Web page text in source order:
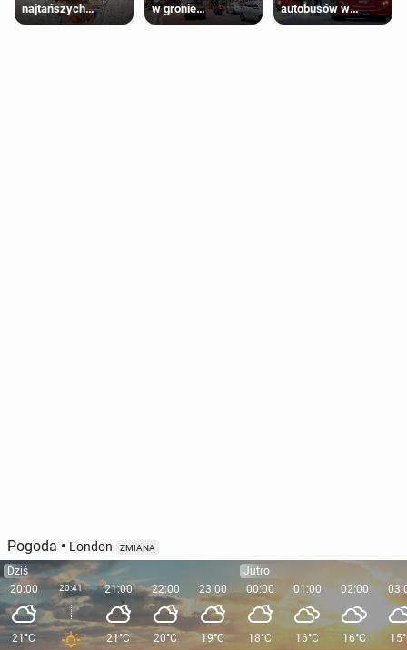
najtańszych
supermarketów
w gronie
najlepszych
autobusów w
Londynie
Pogoda • London ZMIANA
Dziś
20:00
21°C
20:41 21:00
21°C
22:00
20°C
23:00
19°C
Jutro
00:00
18°C
01:00
16°C
02:00
16°C